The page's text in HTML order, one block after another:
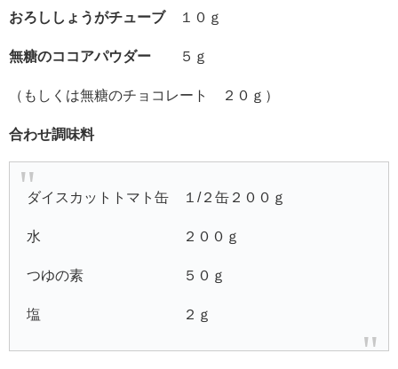
おろししょうがチューブ１０ｇ
無糖のココアパウダー ５ｇ
（もしくは無糖のチョコレート ２０ｇ）
合わせ調味料
ダイスカットトマト缶 １/２缶２００ｇ
水 ２００ｇ
つゆの素 ５０ｇ
塩 ２ｇ